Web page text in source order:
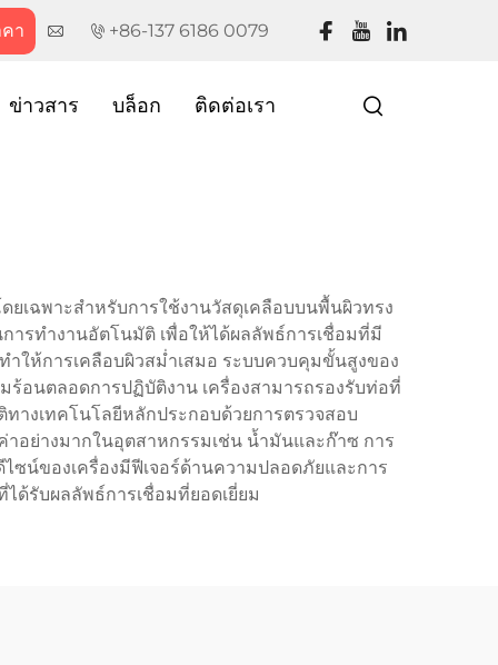
า +86-137 6186 0079
ข่าวสาร บล็อก ติดต่อเรา
เฉพาะสำหรับการใช้งานวัสดุเคลือบบนพื้นผิวทรง
รทำงานอัตโนมัติ เพื่อให้ได้ผลลัพธ์การเชื่อมที่มี
ให้การเคลือบผิวสม่ำเสมอ ระบบควบคุมขั้นสูงของ
ร้อนตลอดการปฏิบัติงาน เครื่องสามารถรองรับท่อที่
างเทคโนโลยีหลักประกอบด้วยการตรวจสอบ
อย่างมากในอุตสาหกรรมเช่น น้ำมันและก๊าซ การ
ซน์ของเครื่องมีฟีเจอร์ด้านความปลอดภัยและการ
รับผลลัพธ์การเชื่อมที่ยอดเยี่ยม